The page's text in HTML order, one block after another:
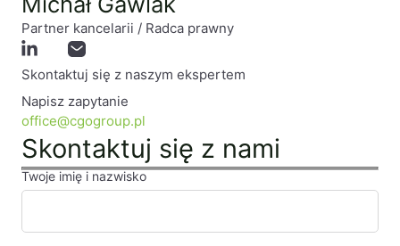
Partner kancelarii / Radca prawny
Skontaktuj się z naszym ekspertem
Napisz zapytanie
office@cgogroup.pl
Skontaktuj się z nami
Twoje imię i nazwisko